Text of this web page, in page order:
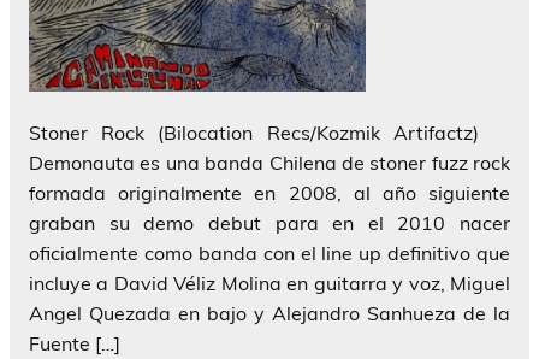
Stoner Rock (Bilocation Recs/Kozmik Artifactz)
Demonauta es una banda Chilena de stoner fuzz rock
formada originalmente en 2008, al año siguiente
graban su demo debut para en el 2010 nacer
oficialmente como banda con el line up definitivo que
incluye a David Véliz Molina en guitarra y voz, Miguel
Angel Quezada en bajo y Alejandro Sanhueza de la
Fuente […]